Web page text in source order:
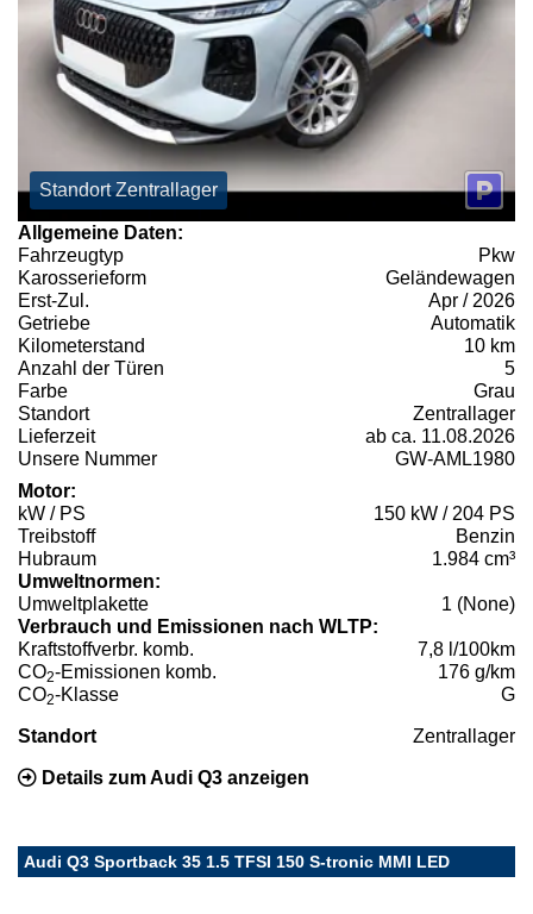
Standort Zentrallager
Allgemeine Daten:
Fahrzeugtyp
Pkw
Karosserieform
Geländewagen
Erst-Zul.
Apr / 2026
Getriebe
Automatik
Kilometerstand
10 km
Anzahl der Türen
5
Farbe
Grau
Standort
Zentrallager
Lieferzeit
ab ca. 11.08.2026
Unsere Nummer
GW-AML1980
Motor:
kW / PS
150 kW / 204 PS
Treibstoff
Benzin
Hubraum
1.984 cm³
Umweltnormen:
Umweltplakette
1 (None)
Verbrauch und Emissionen nach WLTP:
Kraftstoffverbr. komb.
7,8 l/100km
CO2-Emissionen komb.
176 g/km
CO2-Klasse G
Standort Zentrallager
Details zum Audi Q3 anzeigen
Audi Q3 Sportback 35 1.5 TFSI 150 S-tronic MMI LED